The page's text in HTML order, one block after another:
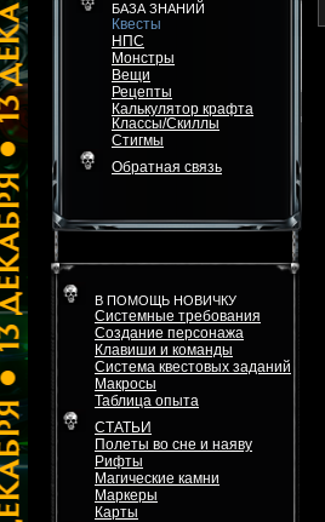
БАЗА ЗНАНИЙ
Квесты
НПС
Монстры
Вещи
Рецепты
Калькулятор крафта
Классы/Скиллы
Стигмы
Обратная связь
В ПОМОЩЬ НОВИЧКУ
Системные требования
Создание персонажа
Клавиши и команды
Система квестовых заданий
Макросы
Таблица опыта
СТАТЬИ
Полеты во сне и наяву
Рифты
Магические камни
Маркеры
Карты